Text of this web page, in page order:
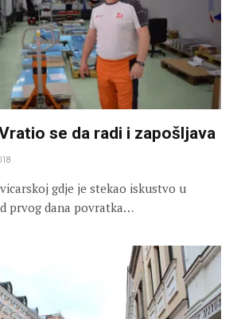
se da radi i zapošljava
gdje je stekao iskustvo u
prvog dana povratka…